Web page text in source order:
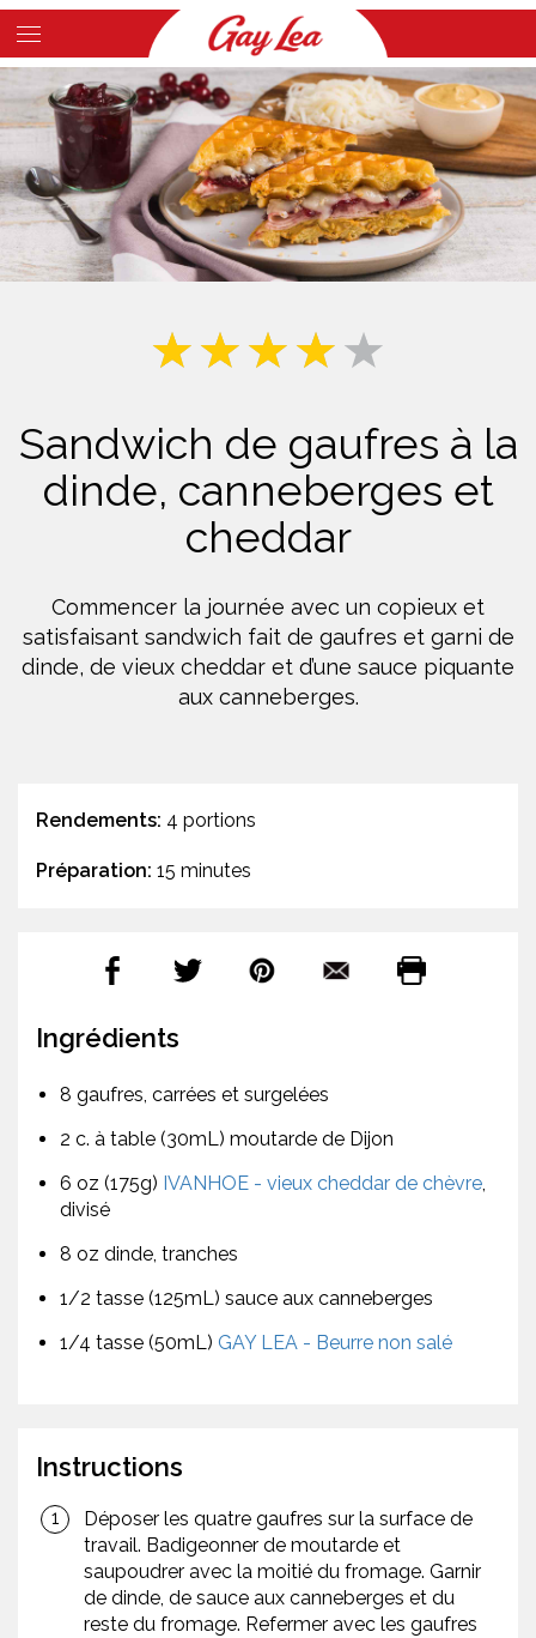
Skip
to
main
content
Main
Content
Sandwich de gaufres à la
dinde, canneberges et
cheddar
Commencer la journée avec un copieux et
satisfaisant sandwich fait de gaufres et garni de
dinde, de vieux cheddar et d’une sauce piquante
aux canneberges.
Rendements: 4 portions
Préparation: 15 minutes
Ingrédients
8 gaufres, carrées et surgelées
2 c. à table (30mL) moutarde de Dijon
6 oz (175g) IVANHOE - vieux cheddar de chèvre,
divisé
8 oz dinde, tranches
1/2 tasse (125mL) sauce aux canneberges
1/4 tasse (50mL) GAY LEA - Beurre non salé
Instructions
Déposer les quatre gaufres sur la surface de
travail. Badigeonner de moutarde et
saupoudrer avec la moitié du fromage. Garnir
de dinde, de sauce aux canneberges et du
reste du fromage. Refermer avec les gaufres